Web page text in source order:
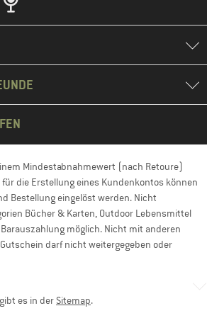
Mindestabnahmewert (nach Retoure)
die Erstellung eines Kundenkontos können
Bestellung eingelöst werden. Nicht
Bücher & Karten, Outdoor Lebensmittel
möglich. Nicht mit anderen
darf nicht weitergegeben oder
es in der Sitemap.